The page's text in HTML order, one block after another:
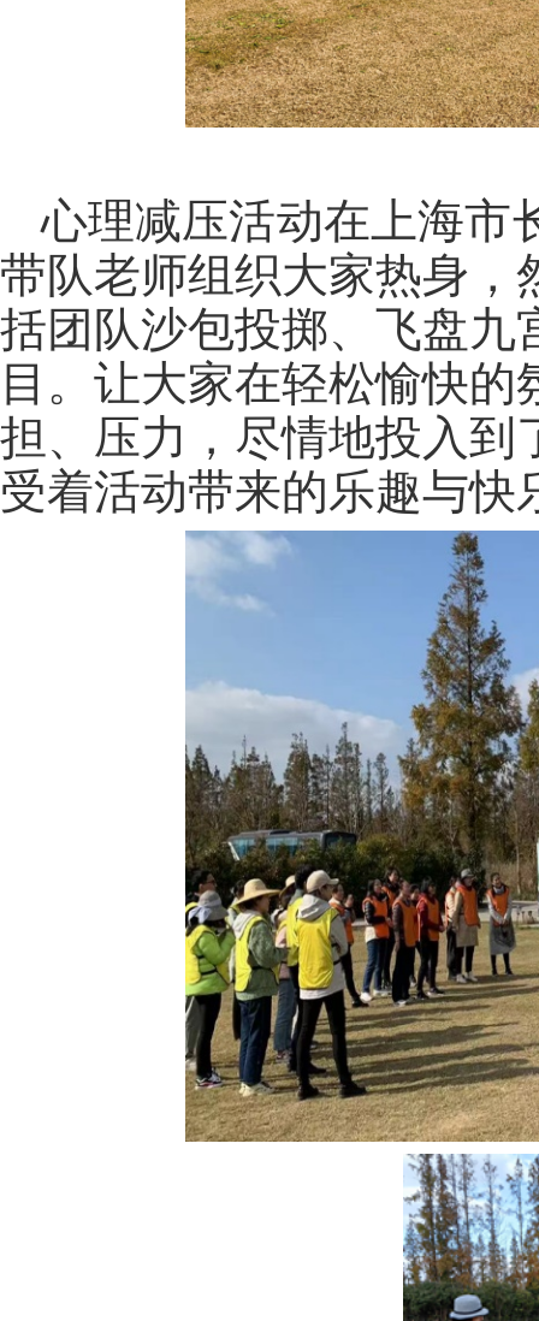
心理减压活动在上海市
带队老师组织大家热身，
括团队沙包投掷、飞盘九
目。让大家在轻松愉快
担、压力，尽情地投入到
受着活动带来的乐趣与快